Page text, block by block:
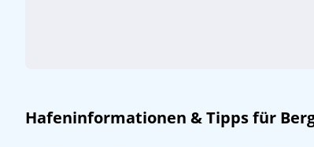
Hafeninformationen & Tipps für